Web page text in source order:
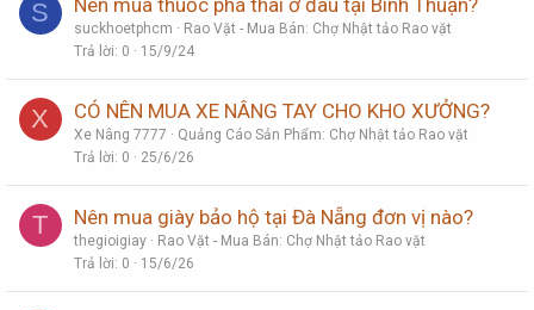
S Nên mua thuốc phá thai ở đâu tại Bình Thuận?
suckhoetphcm
Rao Vặt - Mua Bán: Chợ Nhật tảo Rao vặt
Trả lời 0 15/9/24
X CÓ NÊN MUA XE NÂNG TAY CHO KHO XƯỞNG?
Xe Nâng 7777
Quảng Cáo Sản Phẩm: Chợ Nhật tảo Rao vặt
Trả lời 0 25/6/26
T Nên mua giày bảo hộ tại Đà Nẵng đơn vị nào?
thegioigiay
Rao Vặt - Mua Bán: Chợ Nhật tảo Rao vặt
Trả lời 0 15/6/26